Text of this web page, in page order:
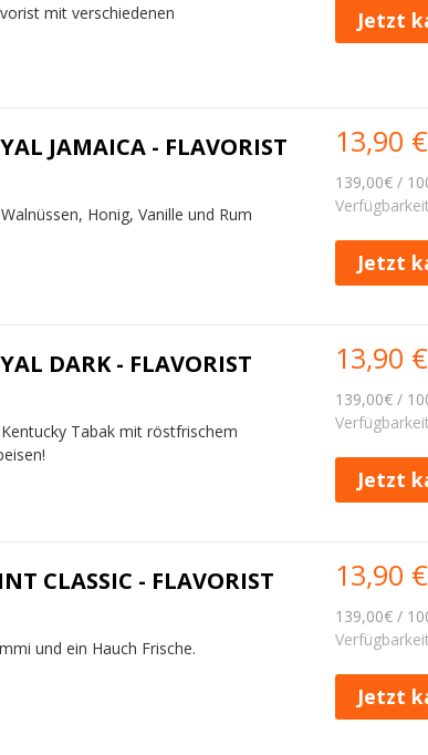
mit verschiedenen
Jetzt
JAMAICA - FLAVORIST
Honig, Vanille und Rum
13,90 €
139,00€ /
Jetzt
DARK - FLAVORIST
Tabak mit röstfrischem
13,90 €
139,00€ /
Jetzt
CLASSIC - FLAVORIST
und ein Hauch Frische.
13,90 €
139,00€ /
Jetzt